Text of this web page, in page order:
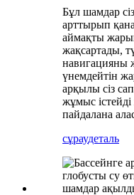
Бұл шамдар
арттырып
аймақты
жақсартады,
навигацияны
үнемдейтін
арқылы сіз
жұмыс
пайдалана
сұраудеталь